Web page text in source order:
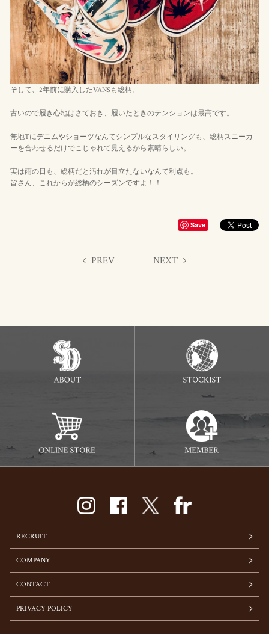
そして、2年前に購入したVANSも総柄。
古いので履き心地はさておき、履いたときのテンションは最高です。
無地Tにデニムやショーツなんてシンプルなスタイリングも、総柄スニーカ
ーを合わせるだけでこじゃれて見えるから素晴らしい。
実は雨の日も、総柄だと汚れが目立たないなんて利点も。
皆さん、これからが総柄のシーズンですよ！！
Save
PREV NEXT
RECRUIT
COMPANY
CONTACT
PRIVACY POLICY